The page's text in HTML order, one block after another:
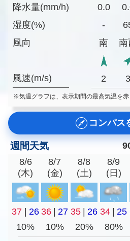
降水量(mm/h)
湿度(%)
風向
風速(m/s)
0.0
-
南
南
2 3
※気温グラフは、表示期間の最高気温を赤
コンパス
週間天気
8/6
(木)
8/7
(金)
8/8
(土)
8/9
(日)
37 | 26 36 | 27 35 | 26 34 | 25
10%
10% 20% 80%